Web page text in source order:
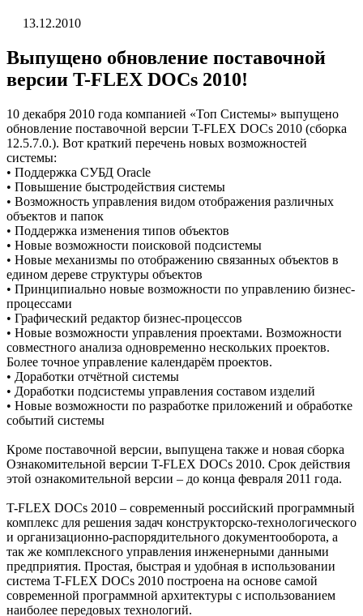
13.12.2010
Выпущено обновление поставочной
версии T-FLEX DOCs 2010!
10 декабря 2010 года компанией «Топ Системы» выпущено
обновление поставочной версии T-FLEX DOCs 2010 (сборка
12.5.7.0.). Вот краткий перечень новых возможностей
системы:
• Поддержка СУБД Oracle
• Повышение быстродействия системы
• Возможность управления видом отображения различных
объектов и папок
• Поддержка изменения типов объектов
• Новые возможности поисковой подсистемы
• Новые механизмы по отображению связанных объектов в
едином дереве структуры объектов
• Принципиально новые возможности по управлению бизнес-
процессами
• Графический редактор бизнес-процессов
• Новые возможности управления проектами. Возможности
совместного анализа одновременно нескольких проектов.
Более точное управление календарём проектов.
• Доработки отчётной системы
• Доработки подсистемы управления составом изделий
• Новые возможности по разработке приложений и обработке
событий системы
Кроме поставочной версии, выпущена также и новая сборка
Ознакомительной версии T-FLEX DOCs 2010. Срок действия
этой ознакомительной версии – до конца февраля 2011 года.
T-FLEX DOCs 2010 – современный российский программный
комплекс для решения задач конструкторско-технологического
и организационно-распорядительного документооборота, а
так же комплексного управления инженерными данными
предприятия. Простая, быстрая и удобная в использовании
система T-FLEX DOCs 2010 построена на основе самой
современной программной архитектуры с использованием
наиболее передовых технологий.